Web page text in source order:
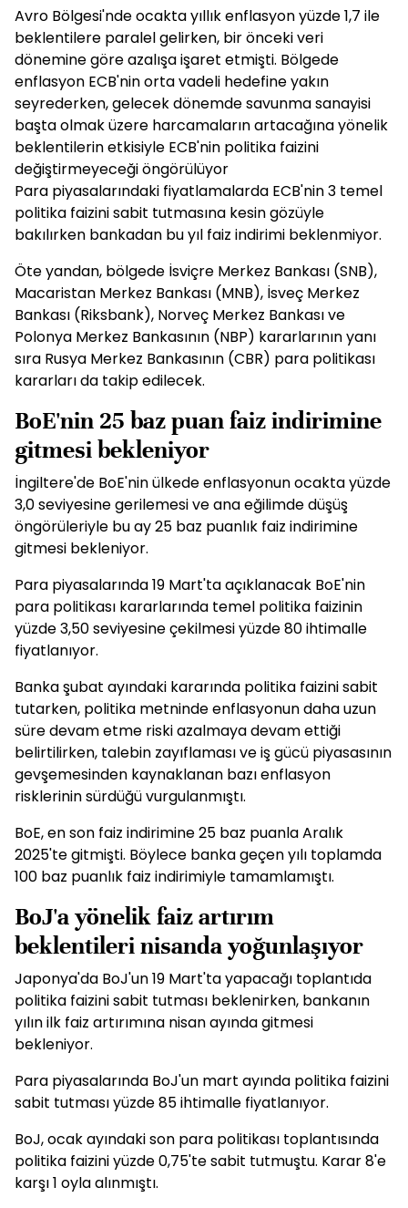
Avro Bölgesi'nde ocakta yıllık enflasyon yüzde 1,7 ile
beklentilere paralel gelirken, bir önceki veri
dönemine göre azalışa işaret etmişti. Bölgede
enflasyon ECB'nin orta vadeli hedefine yakın
seyrederken, gelecek dönemde savunma sanayisi
başta olmak üzere harcamaların artacağına yönelik
beklentilerin etkisiyle ECB'nin politika faizini
değiştirmeyeceği öngörülüyor
Para piyasalarındaki fiyatlamalarda ECB'nin 3 temel
politika faizini sabit tutmasına kesin gözüyle
bakılırken bankadan bu yıl faiz indirimi beklenmiyor.
Öte yandan, bölgede İsviçre Merkez Bankası (SNB),
Macaristan Merkez Bankası (MNB), İsveç Merkez
Bankası (Riksbank), Norveç Merkez Bankası ve
Polonya Merkez Bankasının (NBP) kararlarının yanı
sıra Rusya Merkez Bankasının (CBR) para politikası
kararları da takip edilecek.
BoE'nin 25 baz puan faiz indirimine
gitmesi bekleniyor
İngiltere'de BoE'nin ülkede enflasyonun ocakta yüzde
3,0 seviyesine gerilemesi ve ana eğilimde düşüş
öngörüleriyle bu ay 25 baz puanlık faiz indirimine
gitmesi bekleniyor.
Para piyasalarında 19 Mart'ta açıklanacak BoE'nin
para politikası kararlarında temel politika faizinin
yüzde 3,50 seviyesine çekilmesi yüzde 80 ihtimalle
fiyatlanıyor.
Banka şubat ayındaki kararında politika faizini sabit
tutarken, politika metninde enflasyonun daha uzun
süre devam etme riski azalmaya devam ettiği
belirtilirken, talebin zayıflaması ve iş gücü piyasasının
gevşemesinden kaynaklanan bazı enflasyon
risklerinin sürdüğü vurgulanmıştı.
BoE, en son faiz indirimine 25 baz puanla Aralık
2025'te gitmişti. Böylece banka geçen yılı toplamda
100 baz puanlık faiz indirimiyle tamamlamıştı.
BoJ'a yönelik faiz artırım
beklentileri nisanda yoğunlaşıyor
Japonya'da BoJ'un 19 Mart'ta yapacağı toplantıda
politika faizini sabit tutması beklenirken, bankanın
yılın ilk faiz artırımına nisan ayında gitmesi
bekleniyor.
Para piyasalarında BoJ'un mart ayında politika faizini
sabit tutması yüzde 85 ihtimalle fiyatlanıyor.
BoJ, ocak ayındaki son para politikası toplantısında
politika faizini yüzde 0,75'te sabit tutmuştu. Karar 8'e
karşı 1 oyla alınmıştı.